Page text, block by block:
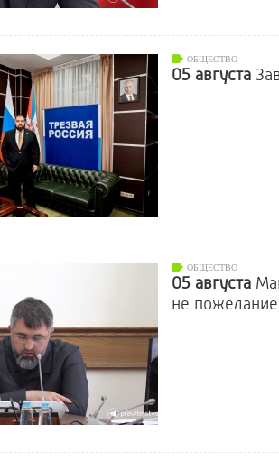
ОБЩЕСТВО
05 августа
ОБЩЕСТВО
05 августа
не пожелание